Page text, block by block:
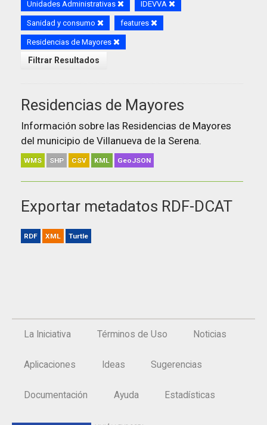
Unidades Administrativas IDEVVA
Sanidad y consumo features
Residencias de Mayores
Filtrar Resultados
Residencias de Mayores
Información sobre las Residencias de Mayores
del municipio de Villanueva de la Serena.
WMS SHP CSV KML GeoJSON
Exportar metadatos RDF-DCAT
RDF XML Turtle
La Iniciativa Términos de Uso Noticias
Aplicaciones Ideas Sugerencias
Documentación Ayuda Estadísticas